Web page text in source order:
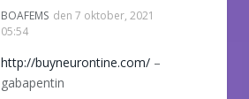
BOAFEMS den 7 oktober, 2021
05:54
http://buyneurontine.com/ –
gabapentin